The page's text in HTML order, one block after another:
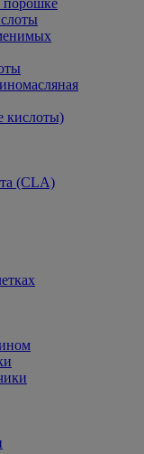
кислоты)
(CLA)